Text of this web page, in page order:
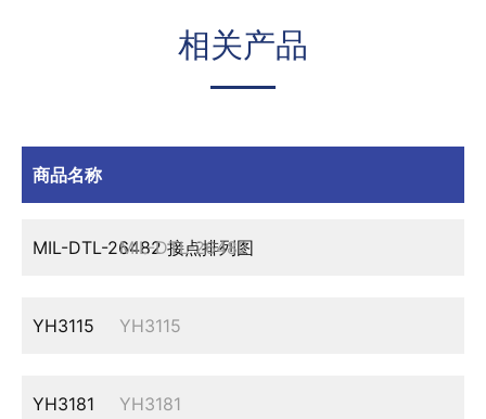
相关产品
商品名称
MIL-DTL-26482 接点排列图
MIL-DTL-26482
YH3115 YH3115
YH3181 YH3181